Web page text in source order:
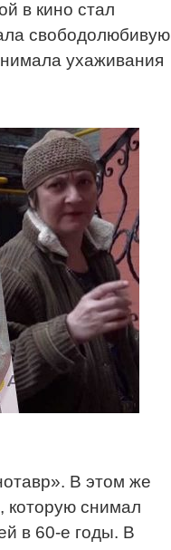
в кино стал
свободолюбивую
ухаживания
В этом же
которую снимал
в 60-е годы. В